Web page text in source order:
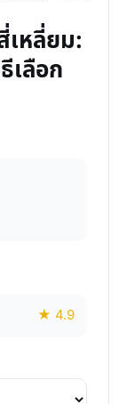
เหลี่ยม:
เลือก
★ 4.9